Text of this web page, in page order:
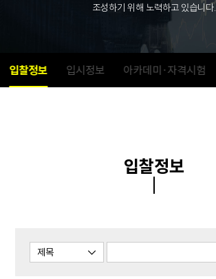
조성하기 위해 노력하고 있습니다.
입찰정보 입시정보 아카데미·자격시험
입찰정보